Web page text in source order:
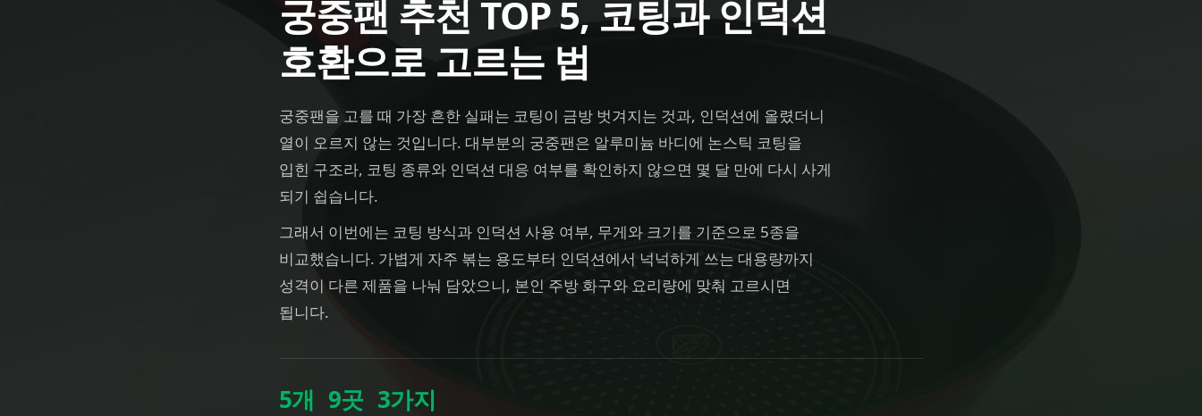
궁중팬 추천 TOP 5, 코팅과 인덕션
호환으로 고르는 법
궁중팬을 고를 때 가장 흔한 실패는 코팅이 금방 벗겨지는 것과, 인덕션에 올렸더니
열이 오르지 않는 것입니다. 대부분의 궁중팬은 알루미늄 바디에 논스틱 코팅을
입힌 구조라, 코팅 종류와 인덕션 대응 여부를 확인하지 않으면 몇 달 만에 다시 사게
되기 쉽습니다.
그래서 이번에는 코팅 방식과 인덕션 사용 여부, 무게와 크기를 기준으로 5종을
비교했습니다. 가볍게 자주 볶는 용도부터 인덕션에서 넉넉하게 쓰는 대용량까지
성격이 다른 제품을 나눠 담았으니, 본인 주방 화구와 요리량에 맞춰 고르시면
됩니다.
5개 9곳 3가지